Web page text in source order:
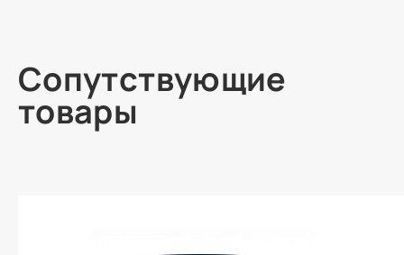
Сопутствующие
товары